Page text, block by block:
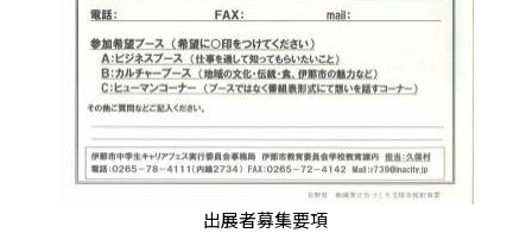
出展者募集要項